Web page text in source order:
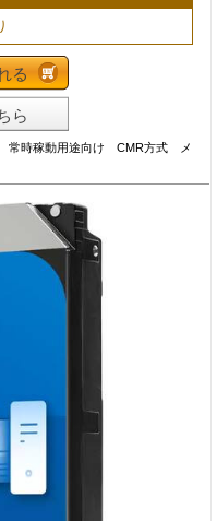
る
ら
常時稼動用途向け CMR方式 メ